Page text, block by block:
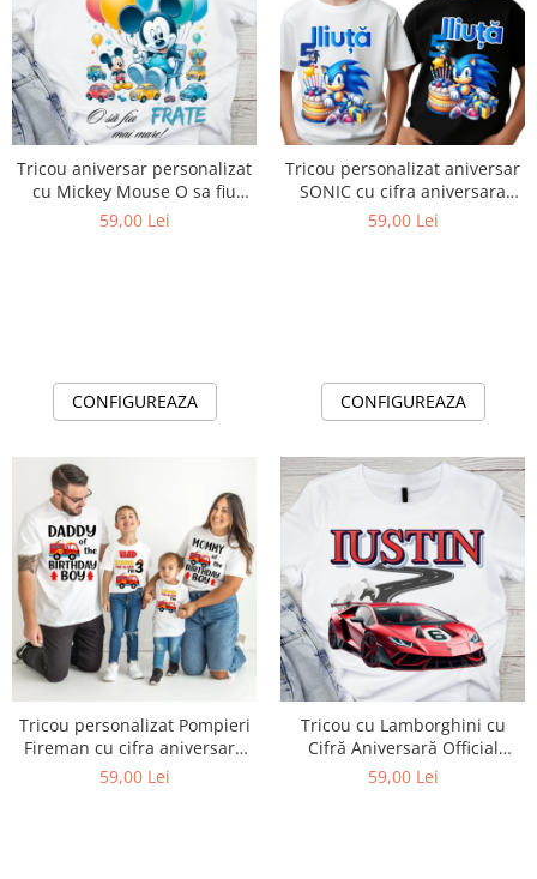
Tricou aniversar personalizat
cu Mickey Mouse O sa fiu
frate mai mare TAMM1014.2
59,00 Lei
CONFIGUREAZA
Tricou personalizat aniversar
SONIC cu cifra aniversara
TAS101
59,00 Lei
CONFIGUREAZA
Tricou personalizat Pompieri
Fireman cu cifra aniversara
ABS1132.55
59,00 Lei
Tricou cu Lamborghini cu
Cifră Aniversară Official
Lamborghini Fan| Cadou
59,00 Lei